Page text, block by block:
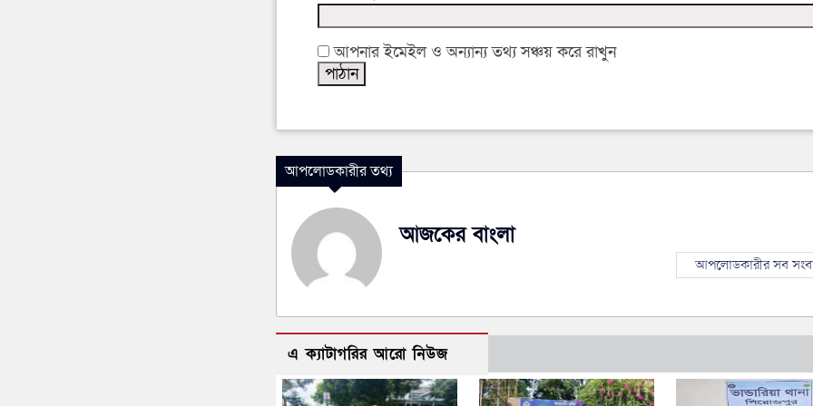
আপনার ইমেইল ও অন্যান্য তথ্য সঞ্চয় করে রাখুন
আপলোডকারীর তথ্য
আজকের বাংলা
আপলোডকারীর সব
এ ক্যাটাগরির আরো নিউজ